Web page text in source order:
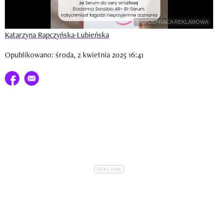
WSPÓŁPRACA REKLAMOWA
Katarzyna Rapczyńska-Lubieńska
Opublikowano: środa, 2 kwietnia 2025 16:41
Udostępnij na facebook
E-mail do przyjaciela